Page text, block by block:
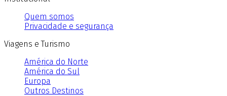
Quem somos
Privacidade e segurança
Viagens e Turismo
América do Norte
América do Sul
Europa
Outros Destinos